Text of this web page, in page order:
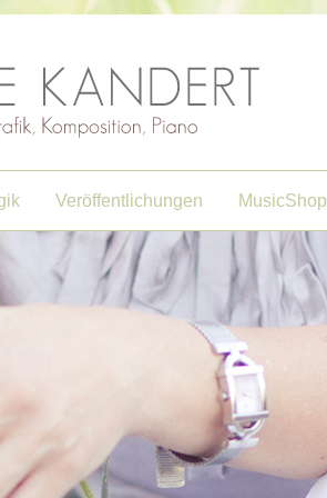
Veröffentlichungen MusicShop